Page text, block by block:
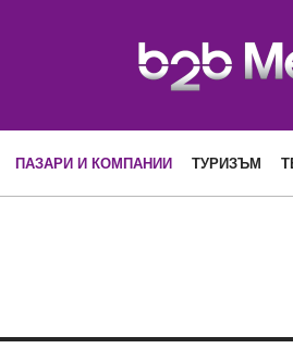
ПАЗАРИ И КОМПАНИИ ТУРИЗЪМ